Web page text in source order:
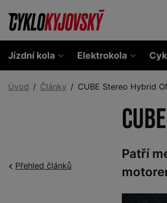
Jízdní kola Elektrokola
Úvod Články CUBE Stereo Hybrid
Přehled článků
Patří